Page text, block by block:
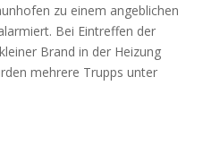
zu einem angeblichen
Bei Eintreffen der
Brand in der Heizung
mehrere Trupps unter